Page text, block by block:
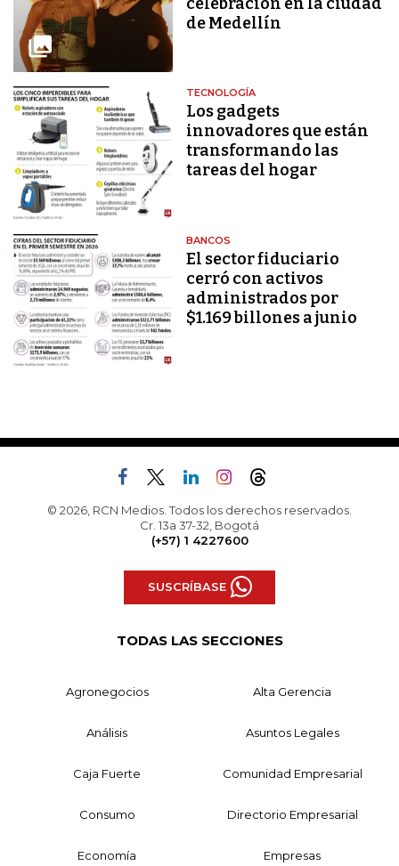
de Medellín
TECNOLOGÍA
Los gadgets
innovadores que están
transformando las
tareas del hogar
BANCOS
El sector fiduciario
cerró con activos
administrados por
$1.169 billones a junio
© 2026, RCN Medios. Todos los derechos reservados.
Cr. 13a 37-32, Bogotá
(+57) 1 4227600
SUSCRÍBASE
TODAS LAS SECCIONES
Agronegocios Alta Gerencia
Análisis Asuntos Legales
Caja Fuerte Comunidad Empresarial
Consumo Directorio Empresarial
Economía Empresas